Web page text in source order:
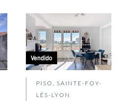
PISO, SAINTE-FOY-
LÈS-LYON
Vendido